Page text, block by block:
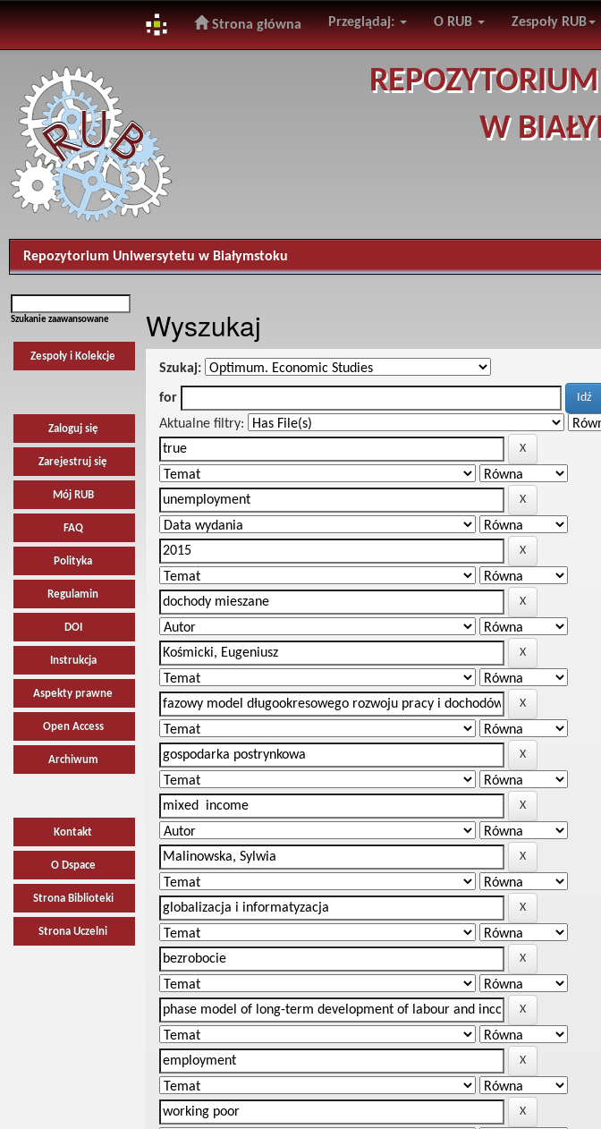
navigation
Strona główna Przeglądaj: O RUB Zespoły RUB
W
Repozytorium Uniwersytetu w Białymstoku
Szukanie zaawansowane
Zespoły i Kolekcje
Zaloguj się
Zarejestruj się
Mój RUB
FAQ
Polityka
Regulamin
DOI
Instrukcja
Aspekty prawne
Open Access
Archiwum
Kontakt
O Dspace
Strona Biblioteki
Strona Uczelni
Wyszukaj
Szukaj:
for
Aktualne filtry: